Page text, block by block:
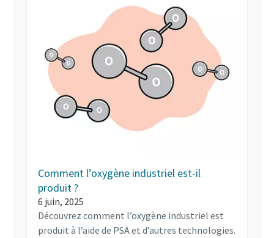
Comment l’oxygène industriel est-il
produit ?
6 juin, 2025
Découvrez comment l’oxygène industriel est
produit à l’aide de PSA et d’autres technologies.